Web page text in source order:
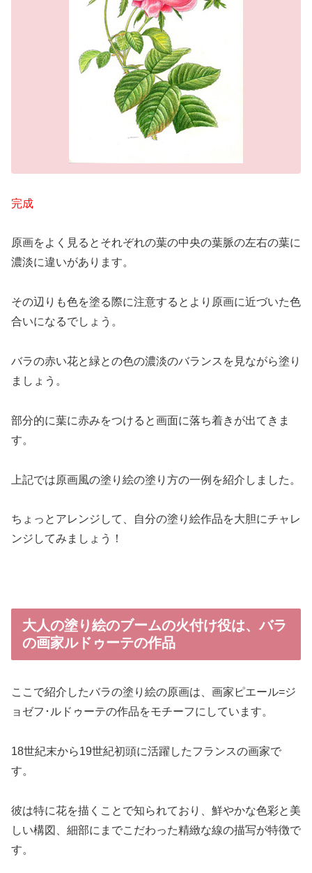
完成
原画をよく見るとそれぞれの葉の中央の葉脈の左右の葉に
濃淡に違いがあります。
その辺りも色を塗る際に注意するとより原画に近づいた色
合いになるでしょう。
バラの赤い花と緑との色の濃淡のバランスを見ながら塗り
ましょう。
部分的に葉に赤みをつけると画面に落ち着きが出てきま
す。
上記では原画風の塗り絵の塗り方の一例を紹介しました。
ちょっとアレンジして、自分の塗り絵作品を大胆にチャレ
ンジしてみましょう！
大人の塗り絵のブームの火付け役は、バラ
の画家ルドゥーテの作品
ここで紹介したバラの塗り絵の原画は、画家ピエール=ジ
ョゼフ･ルドゥーテの作品をモチーフにしています。
18世紀末から19世紀初頭に活躍したフランスの画家で
す。
彼は特に花を描くことで知られており、鮮やかな色彩と美
しい構図、細部にまでこだわった精緻な線の描写が特徴で
す。